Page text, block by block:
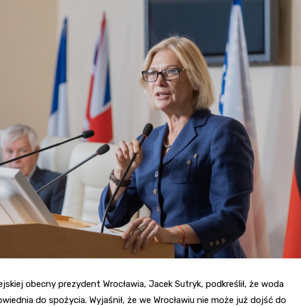
Kino
Poczta
obecny prezydent Wrocławia, Jacek Sutryk, podkreślił, że woda
do spożycia. Wyjaśnił, że we Wrocławiu nie może już dojść do